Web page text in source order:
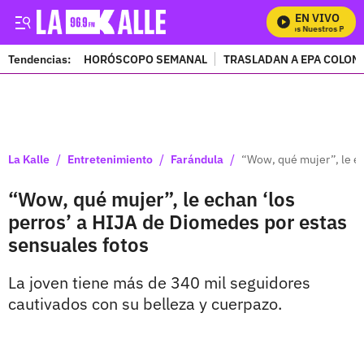
EN VIVO
Mira Todos Nuestros
Tendencias: HORÓSCOPO SEMANAL TRASLADAN A EPA
La Kalle / Entretenimiento / Farándula / “Wow, qué mujer”, le
“Wow, qué mujer”, le echan ‘los
perros’ a HIJA de Diomedes por estas
sensuales fotos
La joven tiene más de 340 mil seguidores
cautivados con su belleza y cuerpazo.